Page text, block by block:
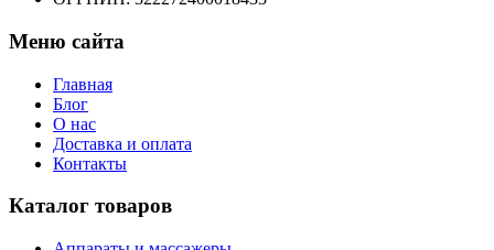
Меню сайта
Главная
Блог
О нас
Доставка и оплата
Контакты
Каталог товаров